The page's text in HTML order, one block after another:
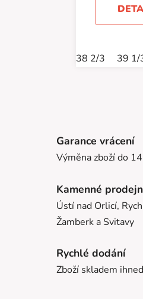
38 2/3 39 1/
Garance vrácení
Výměna zboží do
Kamenné
Ústí nad Orlicí,
Žamberk a Svitavy
Rychlé dodání
Zboží skladem